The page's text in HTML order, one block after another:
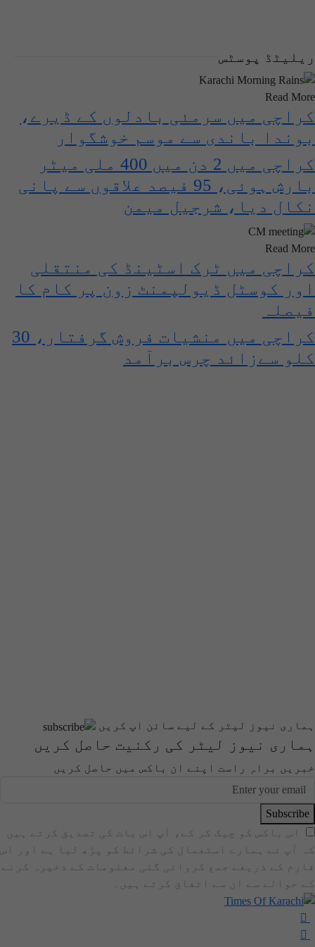
ریلیٹڈ پوسٹس
Read More
کراچی میں سرمئی بادلوں کے ڈیرے،
بوندا باندی سے موسم خوشگوار
کراچی میں 2 دن میں 400 ملی میٹر
بارش ہوئی، 95 فیصد علاقوں سے پانی
نکال دیا، شرجیل میمن
Read More
کراچی میں ٹرک اسٹینڈ کی منتقلی
اور کوسٹل ڈیولپمنٹ زون پر کام کا
فیصلہ
کراچی میں منشیات فروش گرفتار، 30
کلو سےزائد چرس برآمد
ہماری نیوز لیٹر کے لیے سائن اپ کریں
ہماری نیوز لیٹر کی رکنیت حاصل کریں
خبریں براہِ راست اپنے ان باکس میں حاصل کریں
Subscribe
اس باکس کو چیک کر کے، آپ اس بات کی تصدیق کرتے ہیں
کہ آپ نے ہمارے استعمال کی شرائط کو پڑھ لیا ہے اور اس
فارم کے ذریعے جمع کروائی گئی معلومات کے ذخیرہ کرنے
کے حوالے سے ان سے اتفاق کرتے ہیں۔